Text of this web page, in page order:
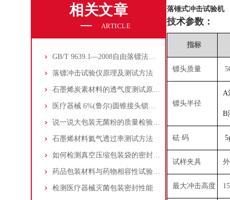
相关文章
ARTICLE
GB/T 9639.1—2008自由落镖法第1部分:梯级法
落镖冲击试验仪原理及测试方法
石墨烯炭素材料的透气度测试原理和设备解析
医疗器械 6%(鲁尔)圆锥接头锁定接头测试法
说一说大包装无菌粉的质量检验测试
石墨烯材料氦气透过率测试方法
如何检测真空压缩包装袋的密封性？
药品包装材料与药物相容性试验指导原则
检测医疗器械灭菌包装密封性能
落锤式冲击试验机
技术参数：
指标
镖头质量
镖头半径
A
B
砝 码
试样夹具
最大冲击高度